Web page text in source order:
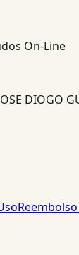
On-Line
DIOGO